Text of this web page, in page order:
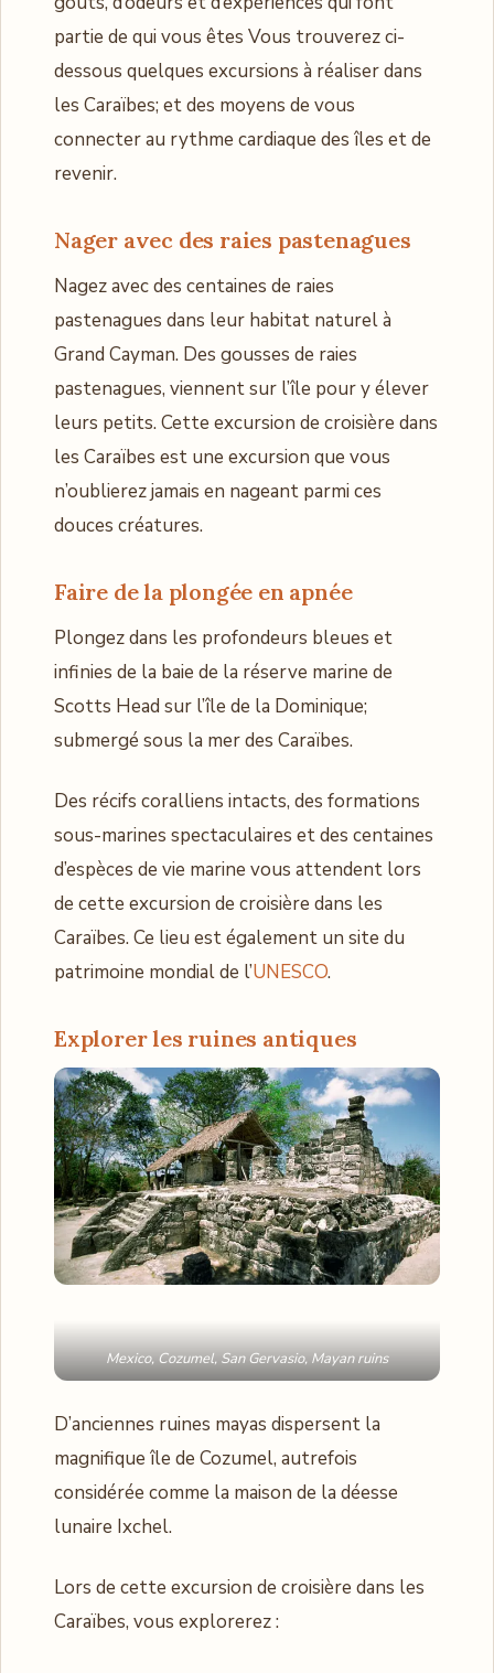
partie de qui vous êtes Vous trouverez ci-
dessous quelques excursions à réaliser dans
les Caraïbes; et des moyens de vous
connecter au rythme cardiaque des îles et de
revenir.
Nager avec des raies pastenagues
Nagez avec des centaines de raies
pastenagues dans leur habitat naturel à
Grand Cayman. Des gousses de raies
pastenagues, viennent sur l’île pour y élever
leurs petits. Cette excursion de croisière dans
les Caraïbes est une excursion que vous
n’oublierez jamais en nageant parmi ces
douces créatures.
Faire de la plongée en apnée
Plongez dans les profondeurs bleues et
infinies de la baie de la réserve marine de
Scotts Head sur l’île de la Dominique;
submergé sous la mer des Caraïbes.
Des récifs coralliens intacts, des formations
sous-marines spectaculaires et des centaines
d’espèces de vie marine vous attendent lors
de cette excursion de croisière dans les
Caraïbes. Ce lieu est également un site du
patrimoine mondial de l’UNESCO.
Explorer les ruines antiques
Mexico, Cozumel, San Gervasio, Mayan ruins
D’anciennes ruines mayas dispersent la
magnifique île de Cozumel, autrefois
considérée comme la maison de la déesse
lunaire Ixchel.
Lors de cette excursion de croisière dans les
Caraïbes, vous explorerez :